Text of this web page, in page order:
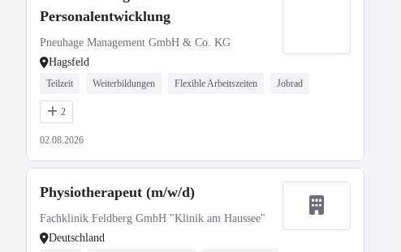
Personalentwicklung
Pneuhage Management GmbH & Co. KG
Hagsfeld
Teilzeit Weiterbildungen Flexible Arbeitszeiten Jobrad
2
02.08.2026
Physiotherapeut (m/w/d)
Fachklinik Feldberg GmbH "Klinik am Haussee"
Deutschland